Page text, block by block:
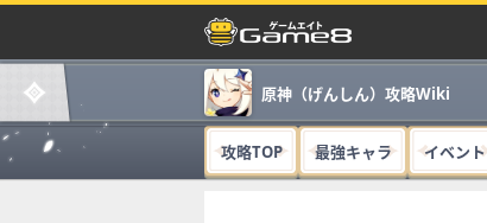
原神（げんしん）攻略Wiki
攻略TOP 最強キャラ イベント